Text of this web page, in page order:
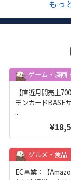
もっ
ゲーム・漫画
【直近月間売上
モンカードBASE
...
グルメ・食品
EC事業：【